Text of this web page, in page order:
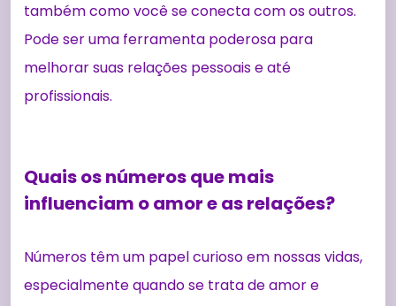
também como você se conecta com os outros.
Pode ser uma ferramenta poderosa para
melhorar suas relações pessoais e até
profissionais.
Quais os números que mais
influenciam o amor e as relações?
Números têm um papel curioso em nossas vidas,
especialmente quando se trata de amor e